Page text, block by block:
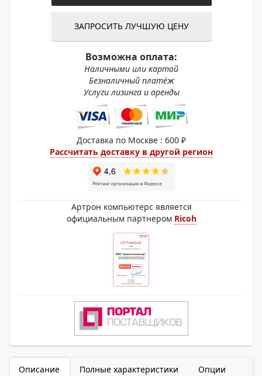
ЗАПРОСИТЬ ЛУЧШУЮ ЦЕНУ
Возможна оплата:
Наличными или картой
Безналичный платёж
Услуги лизинга и аренды
Доставка по Москве : 600 ₽
Рассчитать доставку в другой регион
Артрон компьютерс является
официальным партнером Ricoh
Описание Полные характеристики Опции